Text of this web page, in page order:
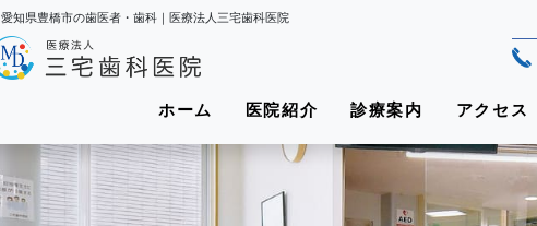
愛知県豊橋市の歯医者・歯科｜医療法⼈三宅⻭科医院
ホーム 医院紹介 診療案内 アクセス